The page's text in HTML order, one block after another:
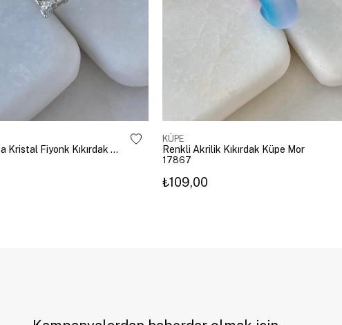
Altın Kaplama Kristal Fiyonk Kıkırdak Küpe Gümüş
KÜPE
Renkli Akrilik Kıkırdak Küpe Mor
17867
₺109,00